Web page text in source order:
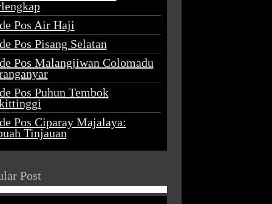
Pos Air Haji
Pos Pisang Selatan
Pos Malangjiwan Colomadu
Pos Puhun Tembok
Pos Ciparay Majalaya:
Tinjauan
Post